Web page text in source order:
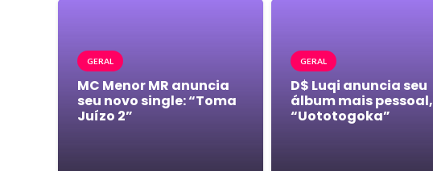
GERAL
MC Menor MR anuncia
seu novo single: “Toma
Juízo 2”
GERAL
D$ Luqi anuncia seu
álbum mais pessoal,
“Uototogoka”